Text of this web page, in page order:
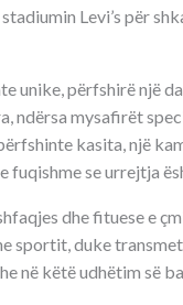
Levi’s për
unike, përfshirë një
ndërsa mysafirët
kasita, një
fuqishme se urrejtja
dhe fituese e
sportit, duke
në këtë udhëtim së